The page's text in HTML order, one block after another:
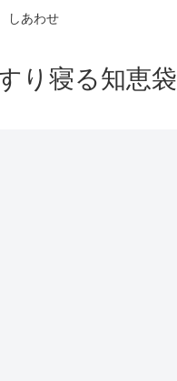
しあわせ
り寝る知恵袋